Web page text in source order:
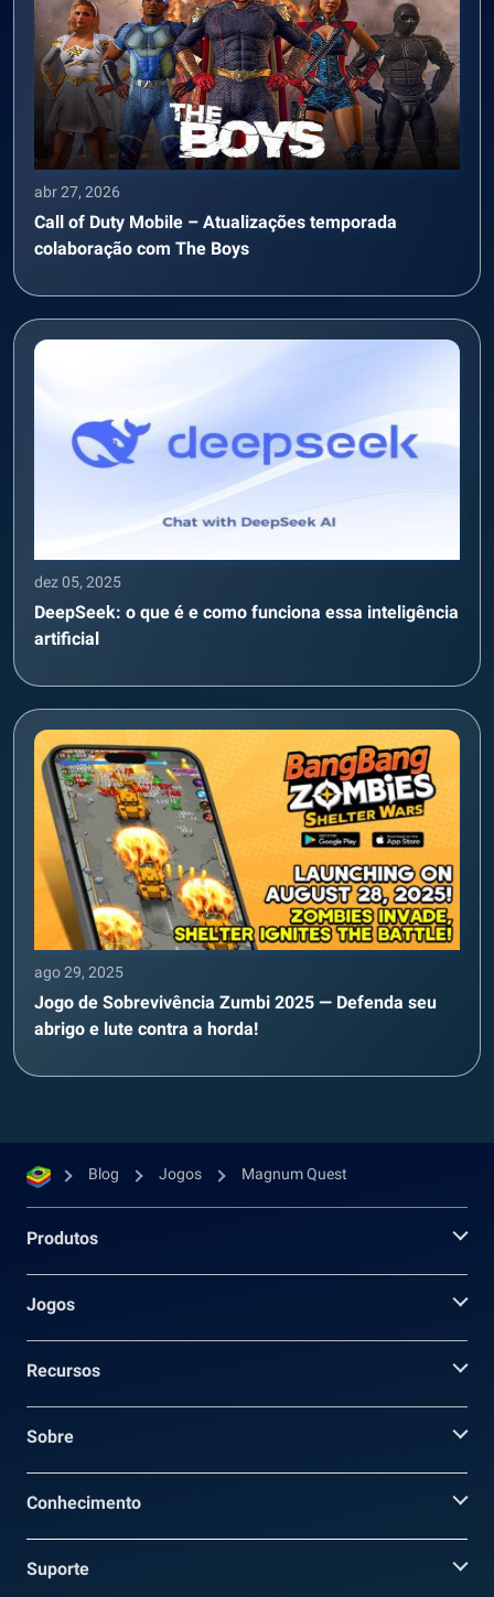
abr 27, 2026
Call of Duty Mobile – Atualizações temporada
colaboração com The Boys
dez 05, 2025
DeepSeek: o que é e como funciona essa inteligência
artificial
ago 29, 2025
Jogo de Sobrevivência Zumbi 2025 — Defenda seu
abrigo e lute contra a horda!
Blog Jogos Magnum Quest
Produtos
Jogos
Recursos
Sobre
Conhecimento
Suporte